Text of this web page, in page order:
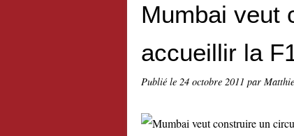
Mumbai veut
accueillir la
Publié le 24 octobre 2011 par